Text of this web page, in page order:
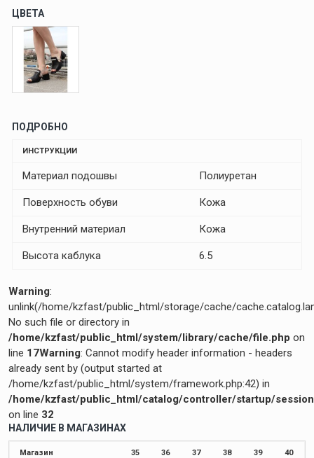
ЦВЕТА
ПОДРОБНО
ИНСТРУКЦИИ
Материал подошвы Полиуретан
Поверхность обуви Кожа
Внутренний материал Кожа
Высота каблука 6.5
Warning:
unlink(/home/kzfast/public_html/storage/cache/
No such file or directory in
/home/kzfast/public_html/system/library/cache/file.php on
line 17Warning: Cannot modify header information - headers
already sent by (output started at
/home/kzfast/public_html/system/framework.php:42) in
/home/kzfast/public_html/catalog/controller/startup/
on line 32
НАЛИЧИЕ В МАГАЗИНАХ
Магазин 35 36 37 38 39 40